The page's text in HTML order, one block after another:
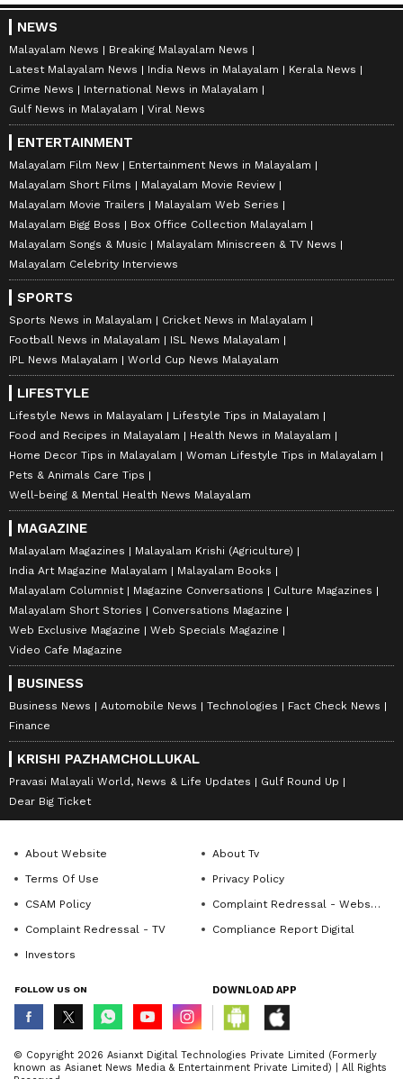
NEWS
Malayalam News
Breaking Malayalam News
Latest Malayalam News
India News in Malayalam
Kerala News
Crime News
International News in Malayalam
Gulf News in Malayalam
Viral News
ENTERTAINMENT
Malayalam Film New
Entertainment News in Malayalam
Malayalam Short Films
Malayalam Movie Review
Malayalam Movie Trailers
Malayalam Web Series
Malayalam Bigg Boss
Box Office Collection Malayalam
Malayalam Songs & Music
Malayalam Miniscreen & TV News
Malayalam Celebrity Interviews
SPORTS
Sports News in Malayalam
Cricket News in Malayalam
Football News in Malayalam
ISL News Malayalam
IPL News Malayalam
World Cup News Malayalam
LIFESTYLE
Lifestyle News in Malayalam
Lifestyle Tips in Malayalam
Food and Recipes in Malayalam
Health News in Malayalam
Home Decor Tips in Malayalam
Woman Lifestyle Tips in Malayalam
Pets & Animals Care Tips
Well-being & Mental Health News Malayalam
MAGAZINE
Malayalam Magazines
Malayalam Krishi (Agriculture)
India Art Magazine Malayalam
Malayalam Books
Malayalam Columnist
Magazine Conversations
Culture Magazines
Malayalam Short Stories
Conversations Magazine
Web Exclusive Magazine
Web Specials Magazine
Video Cafe Magazine
BUSINESS
Business News Automobile News Technologies
Fact Check News
Finance
KRISHI PAZHAMCHOLLUKAL
Pravasi Malayali World, News & Life Updates
Gulf Round Up
Dear Big Ticket
About Website
About Tv
Terms Of Use
Privacy Policy
CSAM Policy
Complaint Redressal - Website
Complaint Redressal - TV
Compliance Report Digital
Investors
FOLLOW US ON DOWNLOAD APP
© Copyright 2026 Asianxt Digital Technologies Private Limited (Formerly
known as Asianet News Media & Entertainment Private Limited) | All Rights